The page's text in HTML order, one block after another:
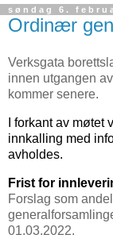
søndag 6.
Ordinær
Verksgata
innen utgangen
kommer senere.
I forkant av møtet
innkalling med
avholdes.
Frist for
Forslag som
01.03.2022.